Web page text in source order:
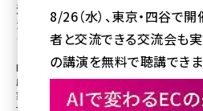
yahoo (1900)
楽天 (1871)
流通額2000億円を超えたLINEショッ
活用法とは？ ECビジネスの拡大に役
シュ＆プル型マーケ事例
LINEショッピングが、開始から1年半で流通
成長を続ける背景には、LINE社が手がけるメ
業公式アカウントなど各種サービスとの連
ザーデータの利活用にある。プル型＆プッ
8/26（水）、東京・四谷で
者と交流できる交流会も実
の講演を無料で聴講できま